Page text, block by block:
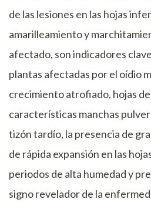
de las lesiones en las hojas
amarilleamiento y
afectado, son indicadores
plantas afectadas por el oídio
crecimiento atrofiado, hojas
características manchas
tizón tardío, la presencia de
de rápida expansión en las
periodos de alta humedad y
signo revelador de la